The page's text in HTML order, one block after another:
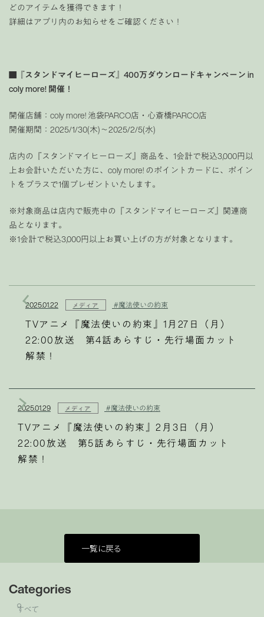
Categories
すべて
どのアイテムを獲得できます！
詳細はアプリ内のお知らせをご確認ください！
■『スタンドマイヒーローズ』400万ダウンロードキャンペーン in
coly more! 開催！
開催店舗：coly more! 池袋PARCO店・心斎橋PARCO店
開催期間：2025/1/30(木)〜2025/2/5(水)
店内の『スタンドマイヒーローズ』商品を、1会計で税込3,000円以
上お会計いただいた方に、coly more! のポイントカードに、ポイン
トをプラスで1個プレゼントいたします。
※対象商品は店内で販売中の『スタンドマイヒーローズ』関連商
品となります。
※1会計で税込3,000円以上お買い上げの方が対象となります。
2025.01.22 メディア #魔法使いの約束
TVアニメ『魔法使いの約束』1月27日（月）
22:00放送 第4話あらすじ・先行場面カット
解禁！
2025.01.29 メディア #魔法使いの約束
TVアニメ『魔法使いの約束』2月3日（月）
22:00放送 第5話あらすじ・先行場面カット
解禁！
一覧に戻る